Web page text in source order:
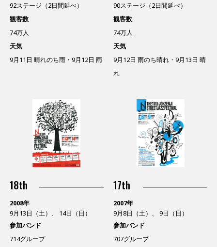
92ステージ（2日間延べ）
観客数
74万人
天気
9月11日 晴れのち雨・9月12日 雨
90ステージ（2日間延べ）
観客数
74万人
天気
9月12日 雨のち晴れ・9月13日 晴
れ
18th
2008年
9月13日（土）、 14日（日）
参加バンド
714グループ
17th
2007年
9月8日（土）、 9日（日）
参加バンド
707グループ